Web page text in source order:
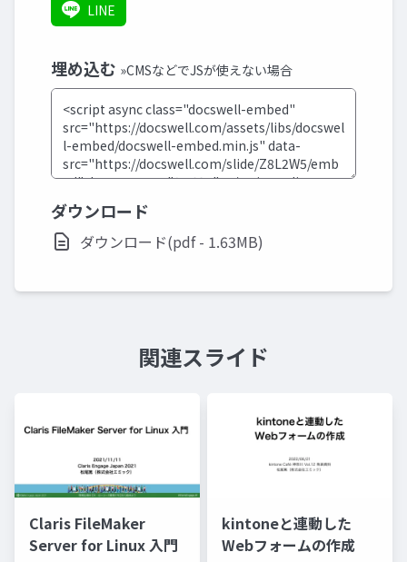
LINE
埋め込む »CMSなどでJSが使えない場合
ダウンロード
ダウンロード(pdf - 1.63MB)
関連スライド
Claris FileMaker
Server for Linux 入門
kintoneと連動した
Webフォームの作成